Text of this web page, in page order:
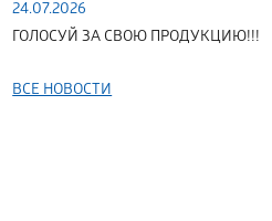
24.07.2026
ГОЛОСУЙ ЗА СВОЮ ПРОДУКЦИЮ!!!
ВСЕ НОВОСТИ